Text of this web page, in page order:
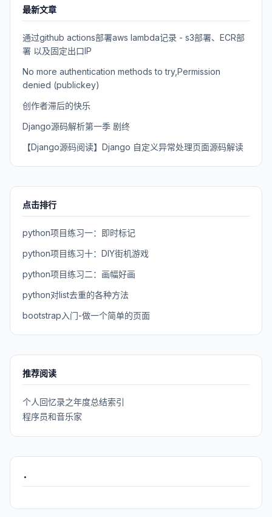
最新文章
通过github actions部署aws lambda记录 - s3部署、ECR部
署 以及固定出口IP
No more authentication methods to try,Permission
denied (publickey)
创作者滞后的快乐
Django源码解析第一季 剧终
【Django源码阅读】Django 自定义异常处理页面源码解读
点击排行
python项目练习一：即时标记
python项目练习十：DIY街机游戏
python项目练习二：画幅好画
python对list去重的各种方法
bootstrap入门-做一个简单的页面
推荐阅读
个人回忆录之年度总结索引
程序员和音乐家
.